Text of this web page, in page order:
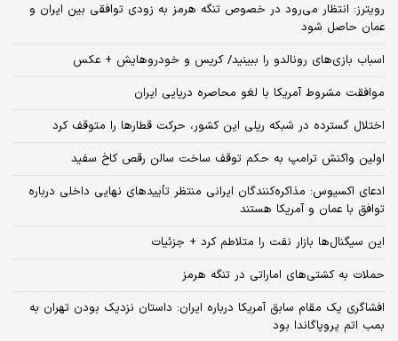
رویترز: انتظار می‌رود در خصوص تنگه هرمز به زودی توافقی بین ایران و
عمان حاصل شود
اسباب‌ بازی‌های رونالدو را ببینید/ کریس و خودروهایش + عکس
موافقت مشروط آمریکا با لغو محاصره دریایی ایران
اختلال گسترده در شبکه ریلی این کشور، حرکت قطارها را متوقف کرد
اولین واکنش ترامپ به حکم توقف ساخت سالن رقص کاخ سفید
ادعای اکسیوس: مذاکره‌کنندگان ایرانی منتظر تأییدهای نهایی داخلی درباره
توافق با عمان و آمریکا هستند
این سیگنال‌ها بازار نفت را متلاطم کرد + جزئیات
حملات به کشتی‌های اماراتی در تنگه هرمز
افشاگری یک مقام سابق آمریکا درباره ایران: داستان نزدیک بودن تهران به
بمب اتم پروپاگاندا بود